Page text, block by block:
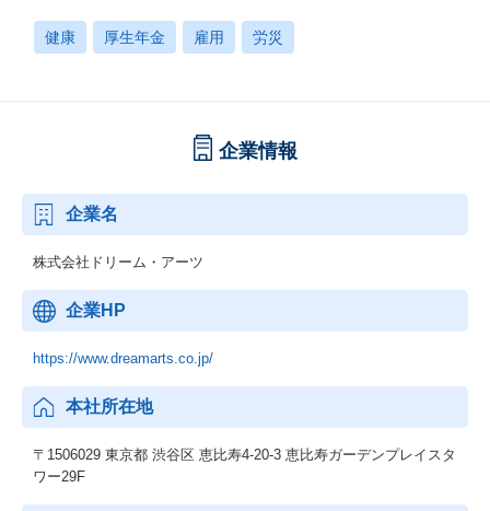
健康 厚生年金 雇用 労災
企業情報
企業名
株式会社ドリーム・アーツ
企業HP
https://www.dreamarts.co.jp/
本社所在地
〒1506029 東京都 渋谷区 恵比寿4-20-3 恵比寿ガーデンプレイスタ
ワー29F